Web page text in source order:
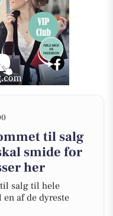
til salg
smide for
her
salg til hele
af de dyreste